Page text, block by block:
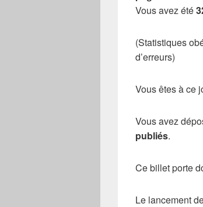
Vous avez été
(Statistiques
d’erreurs)
Vous êtes à ce
Vous avez
publiés.
Ce billet porte
Le lancement